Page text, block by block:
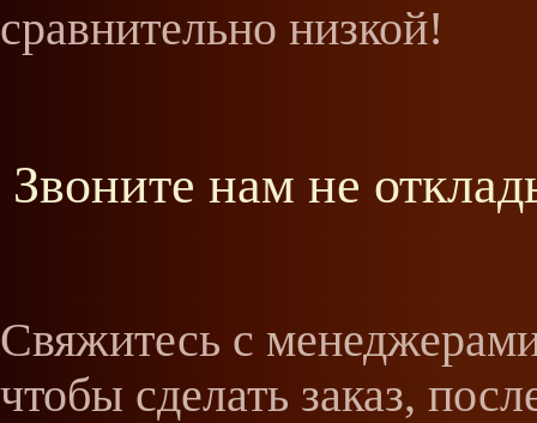
сравнительно низкой!
Звоните нам не
Cвяжитесь с
чтобы сделать заказ,